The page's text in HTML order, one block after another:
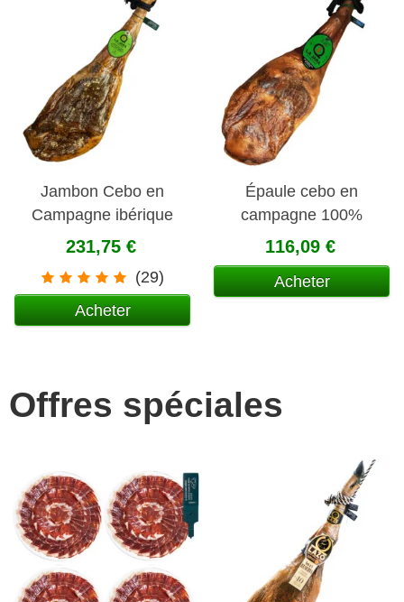
Jambon Cebo en
Campagne ibérique
50% ibérique La Jara
231,75 €
(29)
Acheter
Épaule cebo en
campagne 100%
ibérique La Jara
116,09 €
Acheter
Offres spéciales